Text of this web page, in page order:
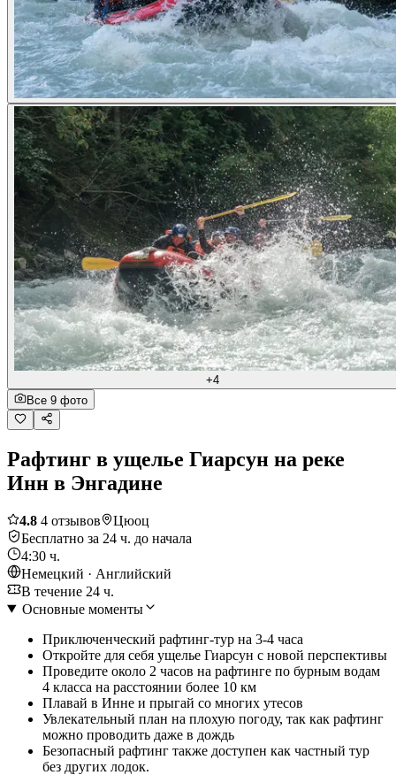
+4
Все 9 фото
Рафтинг в ущелье Гиарсун на реке
Инн в Энгадине
4.8 4 отзывов
Цюоц
Бесплатно за 24 ч. до начала
4:30 ч.
Немецкий · Английский
В течение 24 ч.
Основные моменты
Приключенческий рафтинг-тур на 3-4 часа
Откройте для себя ущелье Гиарсун с новой перспективы
Проведите около 2 часов на рафтинге по бурным водам
4 класса на расстоянии более 10 км
Плавай в Инне и прыгай со многих утесов
Увлекательный план на плохую погоду, так как рафтинг
можно проводить даже в дождь
Безопасный рафтинг также доступен как частный тур
без других лодок.